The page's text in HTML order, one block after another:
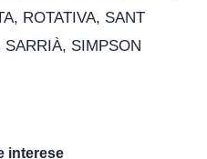
, ROTATIVA, SANT
SARRIÀ, SIMPSON
interese